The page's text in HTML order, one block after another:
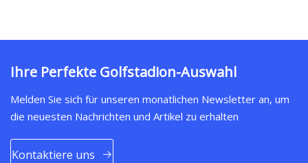
Ihre Perfekte Golfstadion-Auswahl
Melden Sie sich für unseren monatlichen Newsletter an, um
die neuesten Nachrichten und Artikel zu erhalten
Kontaktiere uns